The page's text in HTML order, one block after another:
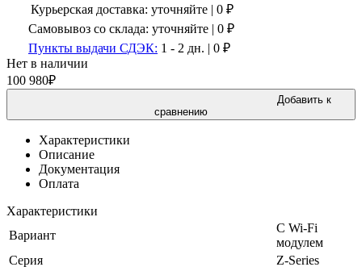
Курьерская доставка: уточняйте | 0 ₽
Самовывоз со склада: уточняйте | 0 ₽
Пункты выдачи СДЭК: 1 - 2 дн. | 0 ₽
Нет в наличии
100 980₽
Добавить к
сравнению
Характеристики
Описание
Документация
Оплата
Характеристики
Вариант
С Wi-Fi
модулем
Серия
Z-Series